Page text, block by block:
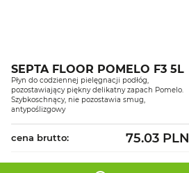
SEPTA FLOOR POMELO F3 5L
Płyn do codziennej pielęgnacji podłóg,
pozostawiający piękny delikatny zapach Pomelo.
Szybkoschnący, nie pozostawia smug,
antypoślizgowy
cena brutto: 75.03 PLN